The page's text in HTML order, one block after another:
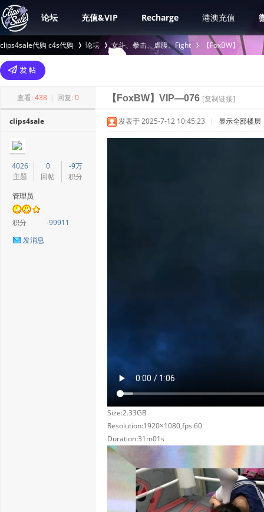
论坛 充值&VIP Recharge 港澳充值
clips4sale代购 c4s代购
>
论坛 女斗、拳击、虐腹、Fight
›
【FoxBW】
查看: 438 | 回复: 0 【FoxBW】VIP—076 [复制链接]
clips4sale
4026
主题
0
回帖
-9万
积分
管理员
积分
-99911
发消息
发表于 2025-7-12 10:45:23 | 显示全部楼层
Size:2.33GB
Resolution:1920×1080,fps:60
Duration:31m01s